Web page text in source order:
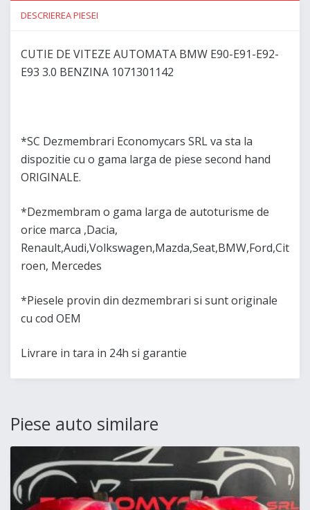
DESCRIEREA PIESEI
CUTIE DE VITEZE AUTOMATA BMW E90-E91-E92-
E93 3.0 BENZINA 1071301142
*SC Dezmembrari Economycars SRL va sta la
dispozitie cu o gama larga de piese second hand
ORIGINALE.
*Dezmembram o gama larga de autoturisme de
orice marca ,Dacia,
Renault,Audi,Volkswagen,Mazda,Seat,BMW,Ford,Cit
roen, Mercedes
*Piesele provin din dezmembrari si sunt originale
cu cod OEM
Livrare in tara in 24h si garantie
Piese auto similare